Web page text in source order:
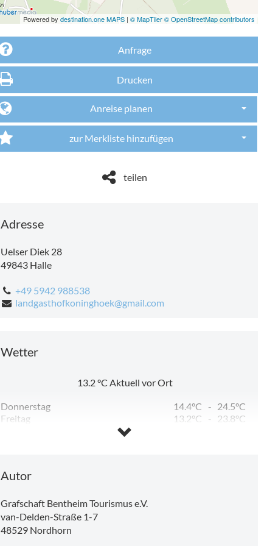
Powered by destination.one MAPS | © MapTiler © OpenStreetMap contributors
Anfrage
Drucken
Anreise planen
zur Merkliste hinzufügen
teilen
Adresse
Uelser Diek 28
49843 Halle
+49 5942 988538
landgasthofkoninghoek@gmail.com
Wetter
13.2°C Aktuell vor Ort
Donnerstag 14.4°C - 24.5°C
Freitag
13.2°C -
23.8°C
Autor
Grafschaft Bentheim Tourismus e.V.
van-Delden-Straße 1-7
48529 Nordhorn